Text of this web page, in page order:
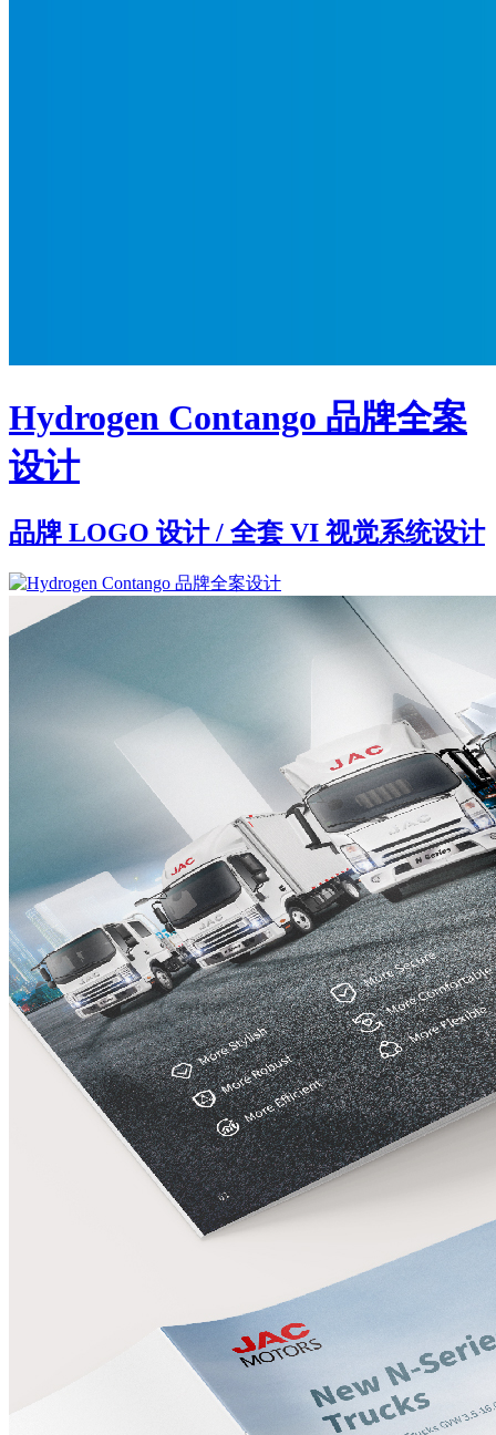
Hydrogen Contango 品牌全案
设计
品牌 LOGO 设计 / 全套 VI 视觉系统设计